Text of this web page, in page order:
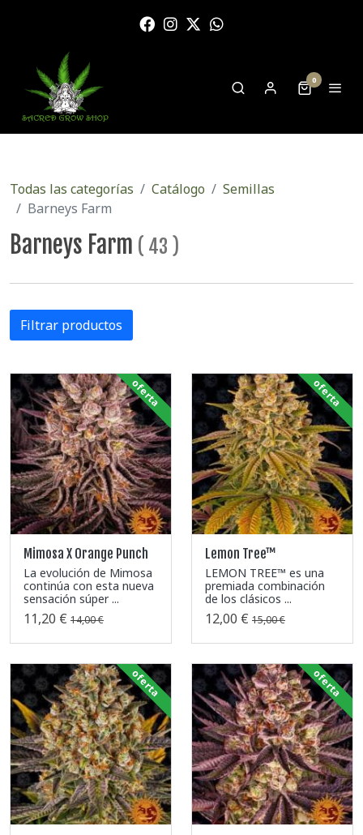
0
Todas las categorías Catálogo
Semillas
Barneys Farm
Barneys Farm ( 43 )
Filtrar productos
Mimosa X Orange Punch
La evolución de Mimosa
continúa con esta nueva
sensación súper ...
11,20 € 14,00 €
oferta
Lemon Tree™
LEMON TREE™ es una
premiada combinación
de los clásicos ...
12,00 € 15,00 €
oferta
oferta oferta